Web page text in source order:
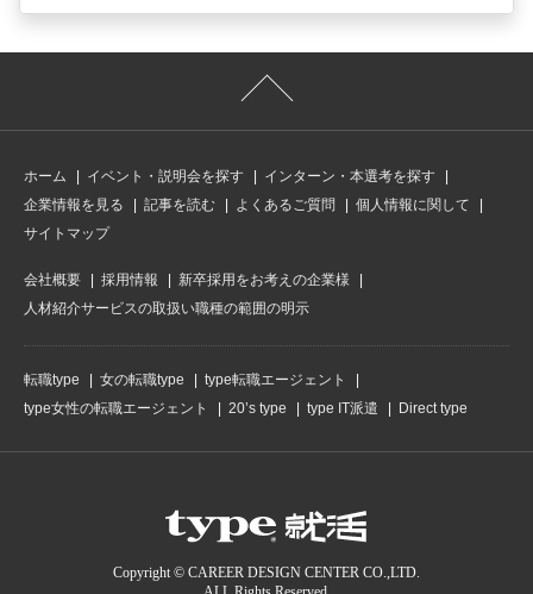
ホーム イベント・説明会を探す
インターン・本選考を探す
企業情報を見る
記事を読む よくあるご質問
個人情報に関して
サイトマップ
会社概要 採用情報
新卒採用をお考えの企業様
人材紹介サービスの取扱い職種の範囲の明示
転職type 女の転職type
type転職エージェント
type女性の転職エージェント
20’s type type IT派遣 Direct type
Copyright © CAREER DESIGN CENTER CO.,LTD.